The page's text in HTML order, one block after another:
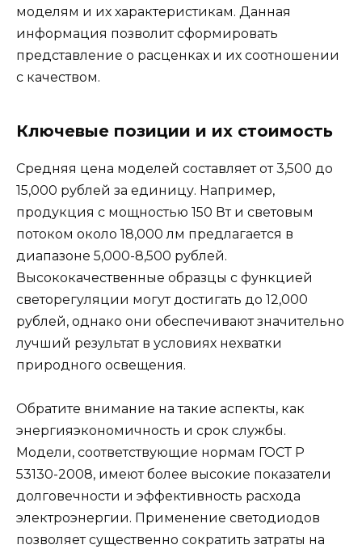
моделям и их характеристикам. Данная
информация позволит сформировать
представление о расценках и их соотношении
с качеством.
Ключевые позиции и их стоимость
Средняя цена моделей составляет от 3,500 до
15,000 рублей за единицу. Например,
продукция с мощностью 150 Вт и световым
потоком около 18,000 лм предлагается в
диапазоне 5,000-8,500 рублей.
Высококачественные образцы с функцией
светорегуляции могут достигать до 12,000
рублей, однако они обеспечивают значительно
лучший результат в условиях нехватки
природного освещения.
Обратите внимание на такие аспекты, как
энергияэкономичность и срок службы.
Модели, соответствующие нормам ГОСТ Р
53130-2008, имеют более высокие показатели
долговечности и эффективность расхода
электроэнергии. Применение светодиодов
позволяет существенно сократить затраты на